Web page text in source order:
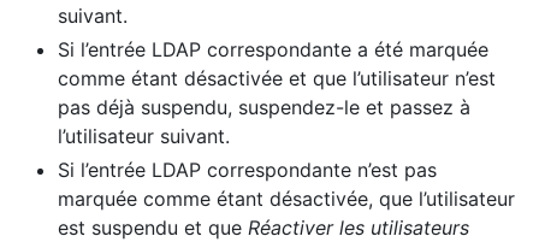
suivant.
Si l’entrée LDAP correspondante a été marquée
comme étant désactivée et que l’utilisateur n’est
pas déjà suspendu, suspendez-le et passez à
l’utilisateur suivant.
Si l’entrée LDAP correspondante n’est pas
marquée comme étant désactivée, que l’utilisateur
est suspendu et que Réactiver les utilisateurs